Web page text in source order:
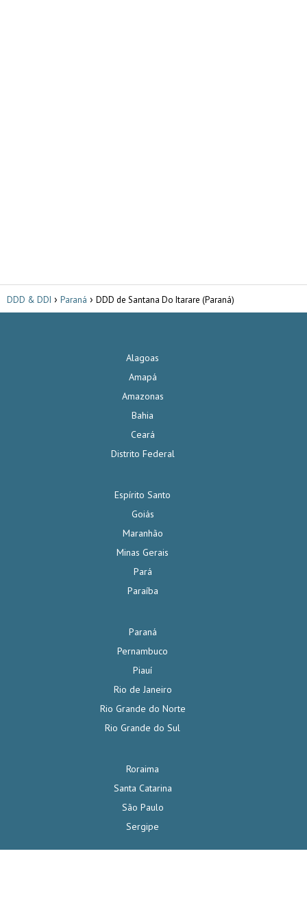
DDD & DDI Paraná DDD de Santana Do Itarare (Paraná)
Alagoas
Amapá
Amazonas
Bahia
Ceará
Distrito Federal
Espírito Santo
Goiás
Maranhão
Minas Gerais
Pará
Paraíba
Paraná
Pernambuco
Piauí
Rio de Janeiro
Rio Grande do Norte
Rio Grande do Sul
Roraima
Santa Catarina
São Paulo
Sergipe